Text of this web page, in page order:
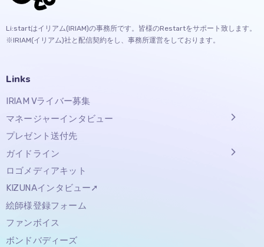
Li:startはイリアム(IRIAM)の事務所です。皆様のRestartをサポート致します。
※IRIAM(イリアム)社と配信契約をし、事務所運営をしております。
Links
IRIAM Vライバー募集
マネージャーインタビュー
プレゼント送付先
ガイドライン
ロゴメディアキット
KIZUNAインタビュー➚
絵師様登録フォーム
ファンボイス
ボンドバディーズ